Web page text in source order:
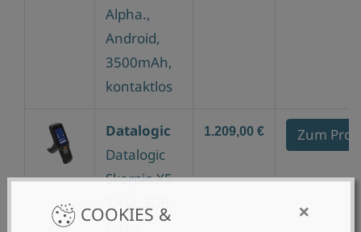
COOKIES &
×
Alpha.,
Android,
3500mAh,
kontaktlos
Datalogic
Datalogic
Skorpio X5,
Flash:
1.209,00 € Zum